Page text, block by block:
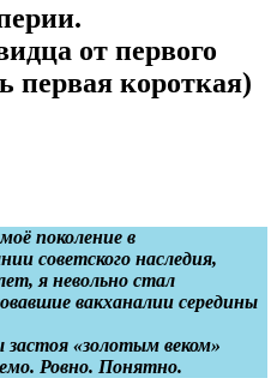
от первого
первая короткая)
поколение в
советского наследия,
я невольно стал
вакханалии середины
«золотым веком»
Ровно. Понятно.